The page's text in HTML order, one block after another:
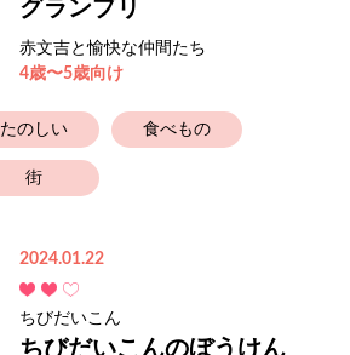
グランプリ
赤文吉と愉快な仲間たち
4歳〜5歳向け
たのしい 食べもの
街
2024.01.22
ちびだいこん
ちびだいこんのぼうけん